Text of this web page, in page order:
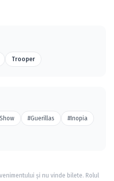
Trooper
#Guerillas #Inopia
și nu vinde bilete. Rolul